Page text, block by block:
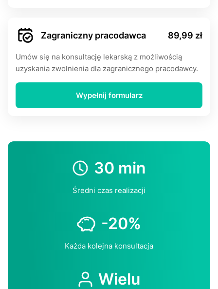
Zagraniczny pracodawca 89,99 zł
Umów się na konsultację lekarską z możliwością
uzyskania zwolnienia dla zagranicznego pracodawcy.
Wypełnij formularz
30 min
Średni czas realizacji
-20%
Każda kolejna konsultacja
Wielu